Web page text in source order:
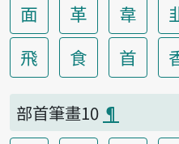
面 革 韋
飛
食 首
部首筆畫10 ¶